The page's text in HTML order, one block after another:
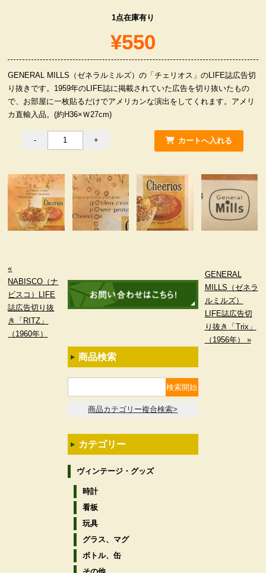
喫煙具
服飾小物雑貨
1点在庫有り
¥550
GENERAL MILLS（ゼネラルミルズ）の「チェリオス」のLIFE誌広告切
り抜きです。1959年のLIFE誌に掲載されていた広告を切り抜いたもの
で、お部屋に一枚貼るだけでアメリカンな演出をしてくれます。アメリ
カ直輸入品。(約H36×Ｗ27cm)
«
NABISCO（ナ
ビスコ）LIFE
誌広告切り抜
き「RITZ」
（1960年）
GENERAL
MILLS（ゼネラ
ルミルズ）
LIFE誌広告切
り抜き「Trix」
（1956年） »
商品検索
商品カテゴリー複合検索>
カテゴリー
ヴィンテージ・グッズ
時計
看板
玩具
グラス、マグ
ボトル、缶